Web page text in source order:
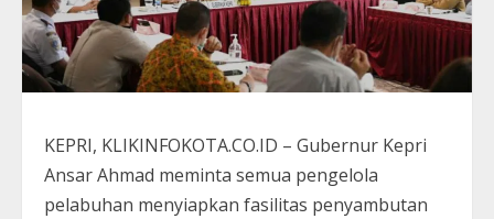
KEPRI, KLIKINFOKOTA.CO.ID – Gubernur Kepri
Ansar Ahmad meminta semua pengelola
pelabuhan menyiapkan fasilitas penyambutan